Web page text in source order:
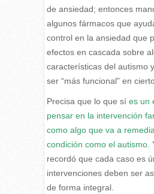
de ansiedad; entonces
algunos fármacos que
control en la ansiedad que
efectos en cascada sobre
características del autismo
ser “más funcional” en
Precisa que lo que sí es un
pensar en la intervención
como algo que va a
condición como el autismo.
recordó que cada caso es
intervenciones deben ser
de forma integral.